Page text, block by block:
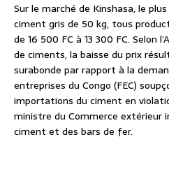
Sur le marché de Kinshasa, le
ciment gris de 50 kg, tous
de 16 500 FC à 13 300 FC. Selon
de ciments, la baisse du prix
surabonde par rapport à la
entreprises du Congo (FEC)
importations du ciment en
ministre du Commerce extérieur
ciment et des bars de fer.